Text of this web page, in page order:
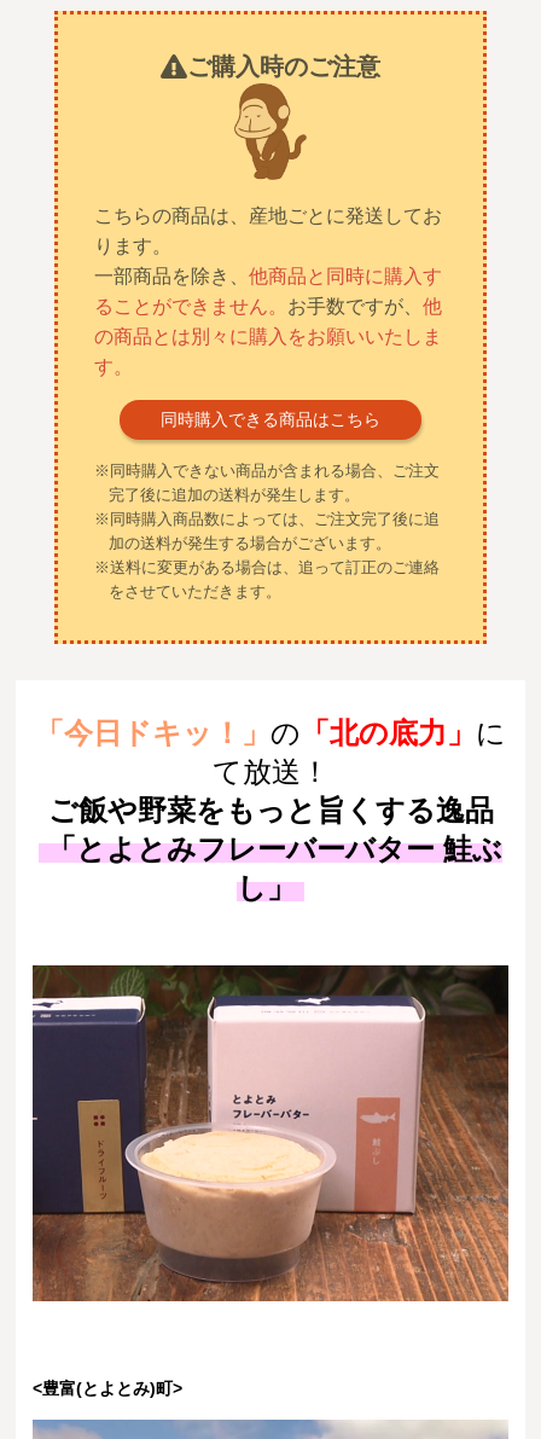
ご購入時のご注意
こちらの商品は、産地ごとに発送してお
ります。
一部商品を除き、 他商品と同時に購入す
ることができません。 お手数ですが、 他
の商品とは別々に購入をお願いいたしま
す。
同時購入できる商品はこちら
※同時購入できない商品が含まれる場合、ご注文
完了後に追加の送料が発生します。
※同時購入商品数によっては、ご注文完了後に追
加の送料が発生する場合がございます。
※送料に変更がある場合は、追って訂正のご連絡
をさせていただきます。
「 今日ドキッ！ 」 の 「北の底力」 に
て放送！
ご飯や野菜をもっと旨くする逸品
「とよとみフレーバーバター 鮭ぶ
し」
<豊富(とよとみ)町>